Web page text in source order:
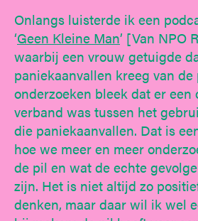
Onlangs luisterde ik een
‘Geen Kleine Man’ [Van NPO
waarbij een vrouw getuigde
paniekaanvallen kreeg van
onderzoeken bleek dat er een
verband was tussen het
die paniekaanvallen. Dat is
hoe we meer en meer
de pil en wat de echte
zijn. Het is niet altijd zo
denken, maar daar wil ik wel